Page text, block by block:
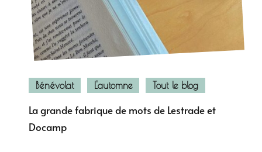
Bénévolat L'automne Tout le blog
La grande fabrique de mots de Lestrade et
Docamp